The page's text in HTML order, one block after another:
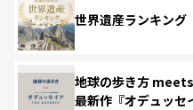
世界遺産ランキング
地球の歩き方
最新作『オデュッセ